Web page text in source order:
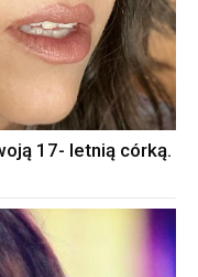
17- letnią córką.